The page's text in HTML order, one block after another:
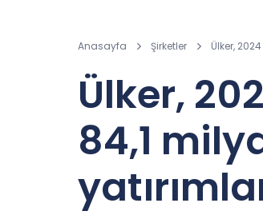
Anasayfa Şirketler Ülker,
Ülker,
84,1